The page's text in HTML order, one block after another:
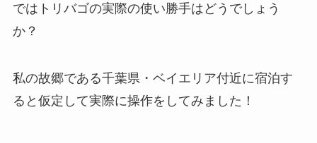
ではトリバゴの実際の使い勝手はどうでしょう
か？
私の故郷である千葉県・ベイエリア付近に宿泊す
ると仮定して実際に操作をしてみました！